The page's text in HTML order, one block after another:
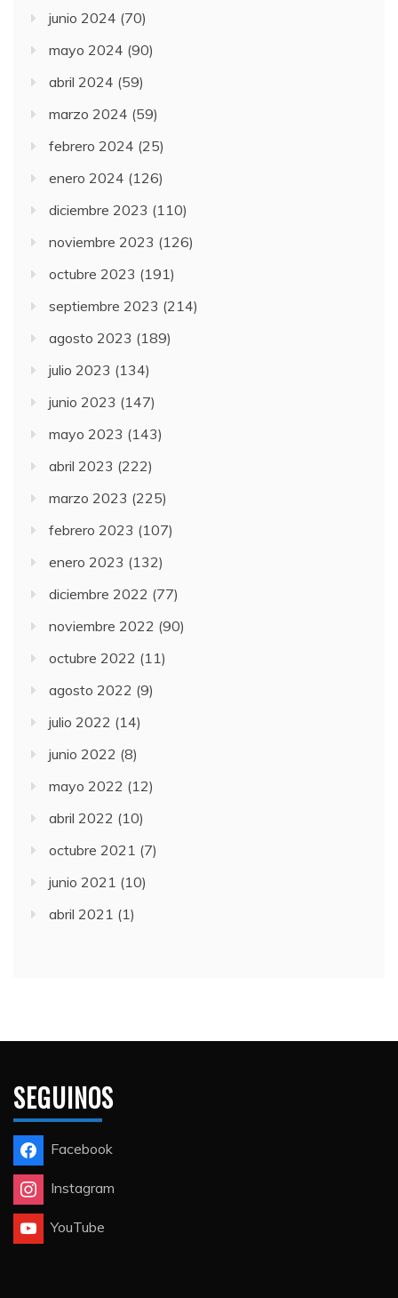
junio 2024 (70)
mayo 2024 (90)
abril 2024 (59)
marzo 2024 (59)
febrero 2024 (25)
enero 2024 (126)
diciembre 2023 (110)
noviembre 2023 (126)
octubre 2023 (191)
septiembre 2023 (214)
agosto 2023 (189)
julio 2023 (134)
junio 2023 (147)
mayo 2023 (143)
abril 2023 (222)
marzo 2023 (225)
febrero 2023 (107)
enero 2023 (132)
diciembre 2022 (77)
noviembre 2022 (90)
octubre 2022 (11)
agosto 2022 (9)
julio 2022 (14)
junio 2022 (8)
mayo 2022 (12)
abril 2022 (10)
octubre 2021 (7)
junio 2021 (10)
abril 2021 (1)
SEGUINOS
Facebook
Instagram
YouTube